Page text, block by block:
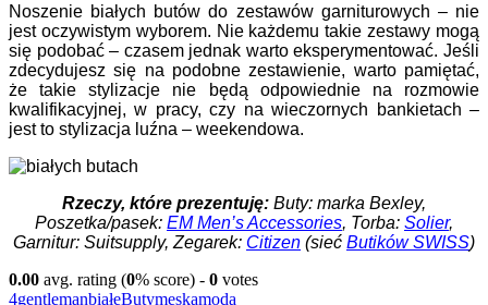
Noszenie białych butów do zestawów garniturowych – nie
jest oczywistym wyborem. Nie każdemu takie zestawy mogą
się podobać – czasem jednak warto eksperymentować. Jeśli
zdecydujesz się na podobne zestawienie, warto pamiętać,
że takie stylizacje nie będą odpowiednie na rozmowie
kwalifikacyjnej, w pracy, czy na wieczornych bankietach –
jest to stylizacja luźna – weekendowa.
Rzeczy, które prezentuję: Buty: marka Bexley,
Poszetka/pasek: EM Men’s Accessories, Torba: Solier,
Garnitur: Suitsupply, Zegarek: Citizen (sieć Butików SWISS)
0.00 avg. rating (0% score) - 0 votes
4gentlemanbiałeButymęskamoda